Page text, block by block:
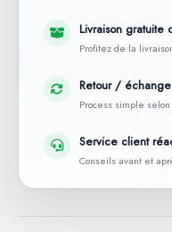
Livraison gratuite
Profitez de la
Retour /
Process simple
Service client
Conseils avant et